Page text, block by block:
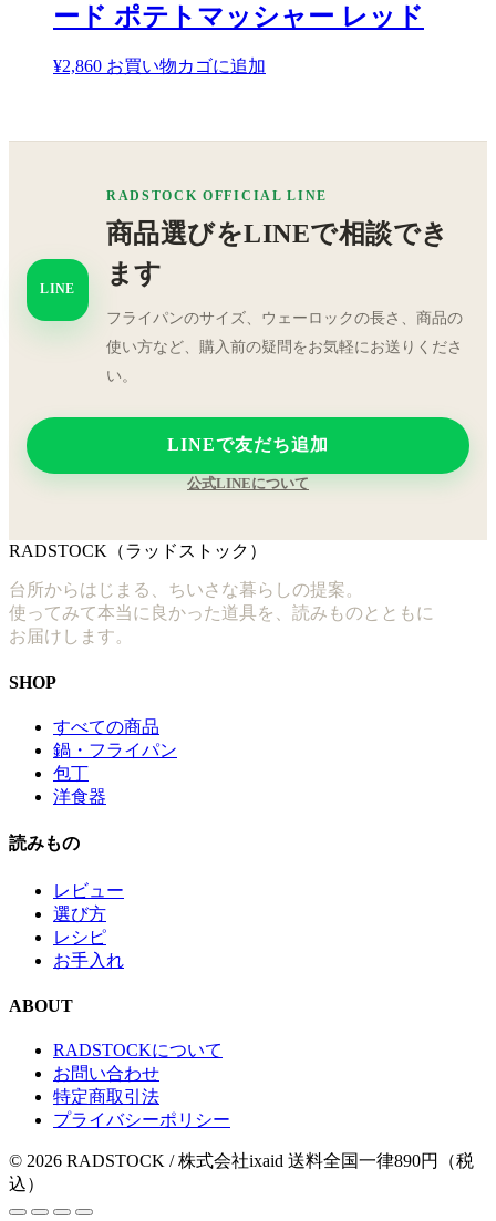
ード ポテトマッシャー レッド
¥2,860 お買い物カゴに追加
LINE
RADSTOCK OFFICIAL LINE
商品選びをLINEで相談でき
ます
フライパンのサイズ、ウェーロックの長さ、商品の
使い方など、購入前の疑問をお気軽にお送りくださ
い。
LINEで友だち追加
公式LINEについて
RADSTOCK（ラッドストック）
台所からはじまる、ちいさな暮らしの提案。
使ってみて本当に良かった道具を、読みものとともに
お届けします。
SHOP
すべての商品
鍋・フライパン
包丁
洋食器
読みもの
レビュー
選び方
レシピ
お手入れ
ABOUT
RADSTOCKについて
お問い合わせ
特定商取引法
プライバシーポリシー
© 2026 RADSTOCK / 株式会社ixaid 送料全国一律890円（税
込）